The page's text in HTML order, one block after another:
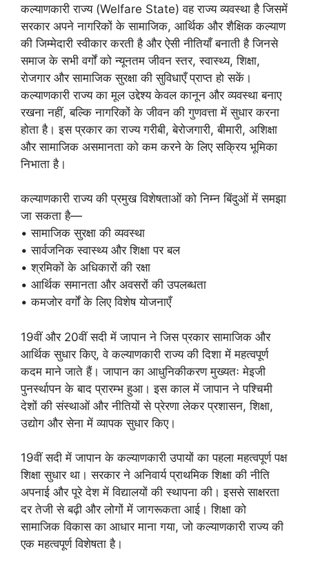
कल्याणकारी राज्य (Welfare State) वह राज्य व्यवस्था है जिसमें
सरकार अपने नागरिकों के सामाजिक, आर्थिक और शैक्षिक कल्याण
की जिम्मेदारी स्वीकार करती है और ऐसी नीतियाँ बनाती है जिनसे
समाज के सभी वर्गों को न्यूनतम जीवन स्तर, स्वास्थ्य, शिक्षा,
रोजगार और सामाजिक सुरक्षा की सुविधाएँ प्राप्त हो सकें।
कल्याणकारी राज्य का मूल उद्देश्य केवल कानून और व्यवस्था बनाए
रखना नहीं, बल्कि नागरिकों के जीवन की गुणवत्ता में सुधार करना
होता है। इस प्रकार का राज्य गरीबी, बेरोजगारी, बीमारी, अशिक्षा
और सामाजिक असमानता को कम करने के लिए सक्रिय भूमिका
निभाता है।
कल्याणकारी राज्य की प्रमुख विशेषताओं को निम्न बिंदुओं में समझा
जा सकता है—
• सामाजिक सुरक्षा की व्यवस्था
• सार्वजनिक स्वास्थ्य और शिक्षा पर बल
• श्रमिकों के अधिकारों की रक्षा
• आर्थिक समानता और अवसरों की उपलब्धता
• कमजोर वर्गों के लिए विशेष योजनाएँ
19वीं और 20वीं सदी में जापान ने जिस प्रकार सामाजिक और
आर्थिक सुधार किए, वे कल्याणकारी राज्य की दिशा में महत्वपूर्ण
कदम माने जाते हैं। जापान का आधुनिकीकरण मुख्यतः मेइजी
पुनर्स्थापन के बाद प्रारम्भ हुआ। इस काल में जापान ने पश्चिमी
देशों की संस्थाओं और नीतियों से प्रेरणा लेकर प्रशासन, शिक्षा,
उद्योग और सेना में व्यापक सुधार किए।
19वीं सदी में जापान के कल्याणकारी उपायों का पहला महत्वपूर्ण पक्ष
शिक्षा सुधार था। सरकार ने अनिवार्य प्राथमिक शिक्षा की नीति
अपनाई और पूरे देश में विद्यालयों की स्थापना की। इससे साक्षरता
दर तेजी से बढ़ी और लोगों में जागरूकता आई। शिक्षा को
सामाजिक विकास का आधार माना गया, जो कल्याणकारी राज्य की
एक महत्वपूर्ण विशेषता है।